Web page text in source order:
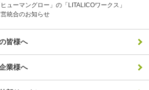
ューマングロー」の「LITALICOワークス」
統合のお知らせ
皆様へ
業様へ